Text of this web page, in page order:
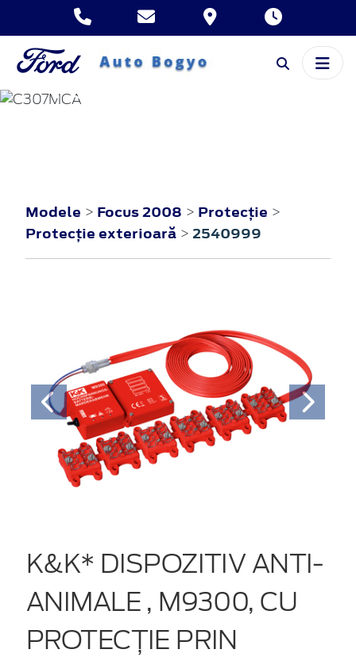
FOCUS
Modele > Focus 2008 > Protecţie >
Protecţie exterioară > 2540999
K&K* DISPOZITIV ANTI-
ANIMALE , M9300, CU
PROTECȚIE PRIN